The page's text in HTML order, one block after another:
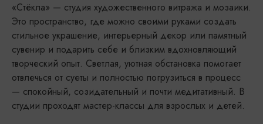
«Стёкла» — студия художественного витража и мозаики.
Это пространство, где можно своими руками создать
стильное украшение, интерьерный декор или памятный
сувенир и подарить себе и близким вдохновляющий
творческий опыт. Светлая, уютная обстановка помогает
отвлечься от суеты и полностью погрузиться в процесс
— спокойный, созидательный и почти медитативный. В
студии проходят мастер-классы для взрослых и детей.